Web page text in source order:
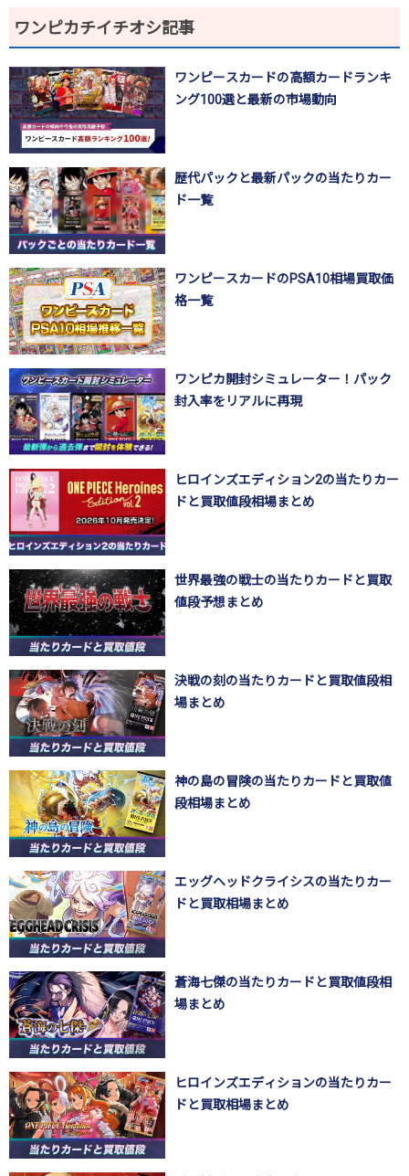
ワンピカチイチオシ記事
ワンピースカードの高額カードランキ
ング100選と最新の市場動向
歴代パックと最新パックの当たりカー
ド一覧
ワンピースカードのPSA10相場買取価
格一覧
ワンピカ開封シミュレーター！パック
封入率をリアルに再現
ヒロインズエディション2の当たりカー
ドと買取値段相場まとめ
世界最強の戦士の当たりカードと買取
値段予想まとめ
決戦の刻の当たりカードと買取値段相
場まとめ
神の島の冒険の当たりカードと買取値
段相場まとめ
エッグヘッドクライシスの当たりカー
ドと買取相場まとめ
蒼海七傑の当たりカードと買取値段相
場まとめ
ヒロインズエディションの当たりカー
ドと買取相場まとめ